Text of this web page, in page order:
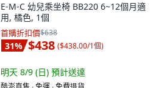
E-M-C 幼兒乘坐椅 BB220 6~12個月適
用, 橘色, 1個
首購折扣價$638
31% $438 ($438.00/1個)
明天 8/9 (日) 預計送達